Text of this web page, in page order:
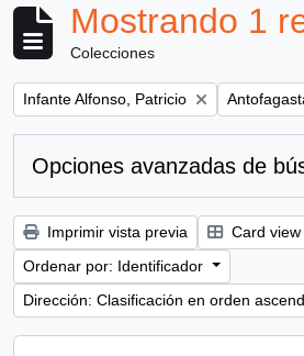
Mostrando 1
Colecciones
Remove filter:
Infante Alfonso, Patricio Remove
Opciones avanzadas de
Imprimir vista previa Card view
Ordenar por: Identificador
Dirección: Clasificación en orden